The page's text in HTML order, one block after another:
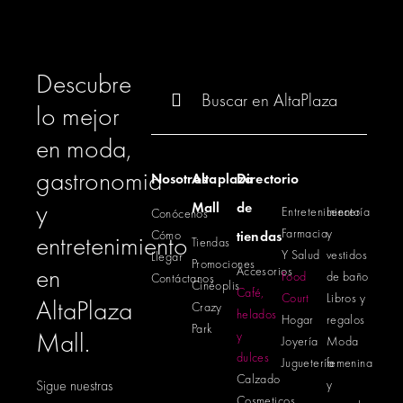
Descubre
lo mejor
en moda,
gastronomia
y
entretenimiento
en
AltaPlaza
Mall.
Sigue nuestras
Nosotros
Conócenos
Cómo
Llegar
Contáctanos
Altaplaza
Mall
Tiendas
Promociones
Cinéoplis
Crazy
Park
Directorio
de
tiendas
Accesorios
Café,
helados
y
dulces
Calzado
Entretenimiento
Farmacia
Y Salud
Food
Court
Hogar
Joyería
Juguetería
Lencería
y
vestidos
de baño
Libros y
regalos
Moda
femenina
y